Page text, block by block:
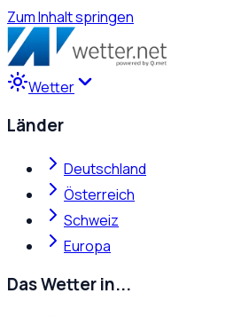
Zum Inhalt springen
Wetter
Länder
Deutschland
Österreich
Schweiz
Europa
Das Wetter in...